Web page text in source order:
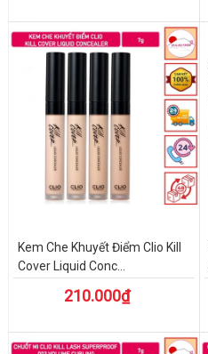
Kem Che Khuyết Điểm Clio Kill
Cover Liquid Conc...
210.000₫